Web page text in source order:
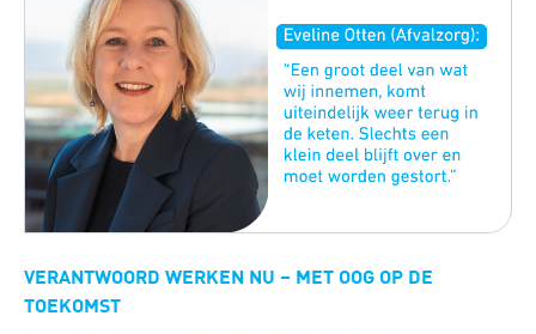
VERANTWOORD WERKEN NU – MET OOG OP DE
TOEKOMST